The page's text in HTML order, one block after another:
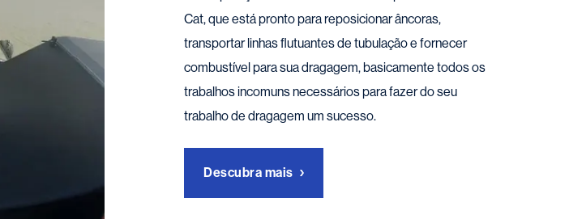
Cat, que está pronto para reposicionar âncoras,
transportar linhas flutuantes de tubulação e fornecer
combustível para sua dragagem, basicamente todos os
trabalhos incomuns necessários para fazer do seu
trabalho de dragagem um sucesso.
Descubra mais